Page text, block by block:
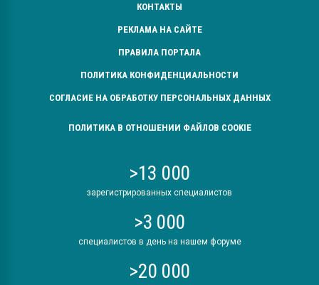
КОНТАКТЫ
РЕКЛАМА НА САЙТЕ
ПРАВИЛА ПОРТАЛА
ПОЛИТИКА КОНФИДЕНЦИАЛЬНОСТИ
СОГЛАСИЕ НА ОБРАБОТКУ ПЕРСОНАЛЬНЫХ ДАННЫХ
ПОЛИТИКА В ОТНОШЕНИИ ФАЙЛОВ COOKIE
>13 000
зарегистрированных специалистов
>3 000
специалистов в день на нашем форуме
>20 000